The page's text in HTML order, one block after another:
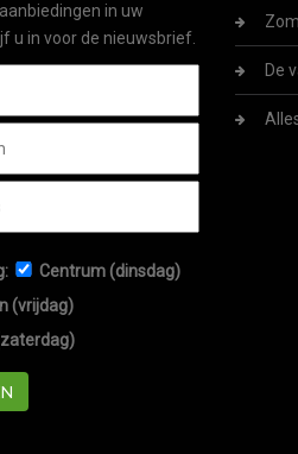
in uw
u in voor de nieuwsbrief.
Centrum (dinsdag)
(vrijdag)
De